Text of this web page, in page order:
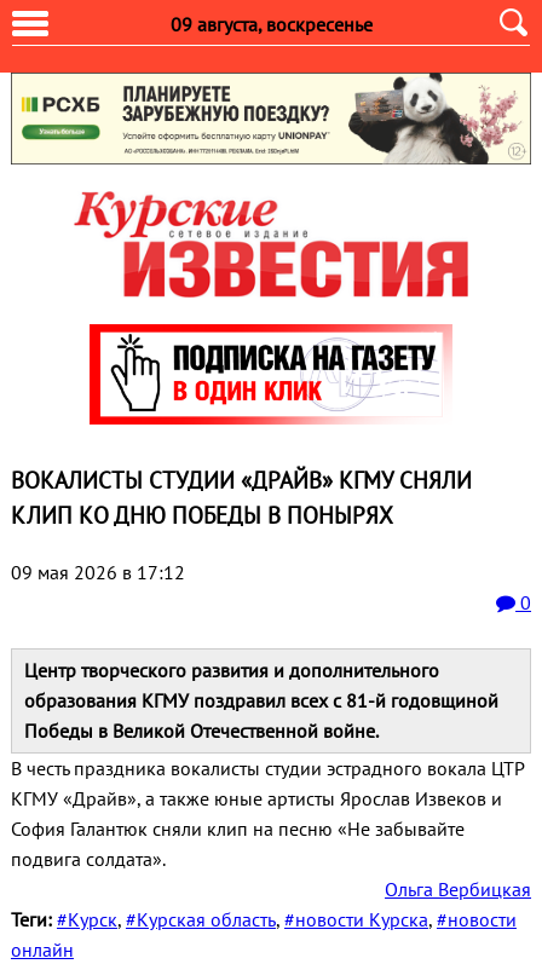
09 августа, воскресенье
ВОКАЛИСТЫ СТУДИИ «ДРАЙВ» КГМУ СНЯЛИ
КЛИП КО ДНЮ ПОБЕДЫ В ПОНЫРЯХ
09 мая 2026 в 17:12
0
Центр творческого развития и дополнительного
образования КГМУ поздравил всех с 81‑й годовщиной
Победы в Великой Отечественной войне.
В честь праздника вокалисты студии эстрадного вокала ЦТР
КГМУ «Драйв», а также юные артисты Ярослав Извеков и
София Галантюк сняли клип на песню «Не забывайте
подвига солдата».
Ольга Вербицкая
Теги: #Курск, #Курская область, #новости Курска, #новости
онлайн